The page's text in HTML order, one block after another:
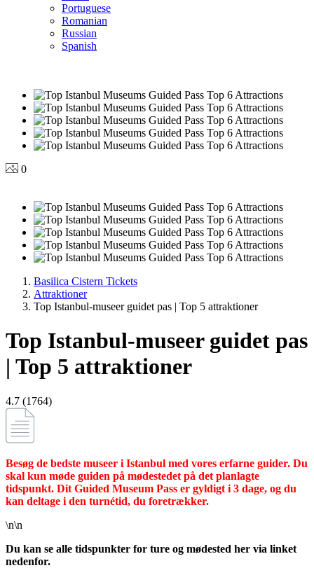
Portuguese
Romanian
Russian
Spanish
0
Basilica Cistern Tickets
Attraktioner
Top Istanbul-museer guidet pas | Top 5 attraktioner
Top Istanbul-museer guidet pas
| Top 5 attraktioner
4.7 (1764)
Besøg de bedste museer i Istanbul med vores erfarne guider. Du
skal kun møde guiden på mødestedet på det planlagte
tidspunkt. Dit Guided Museum Pass er gyldigt i 3 dage, og du
kan deltage i den turnétid, du foretrækker.
\n\n
Du kan se alle tidspunkter for ture og mødested her via linket
nedenfor.